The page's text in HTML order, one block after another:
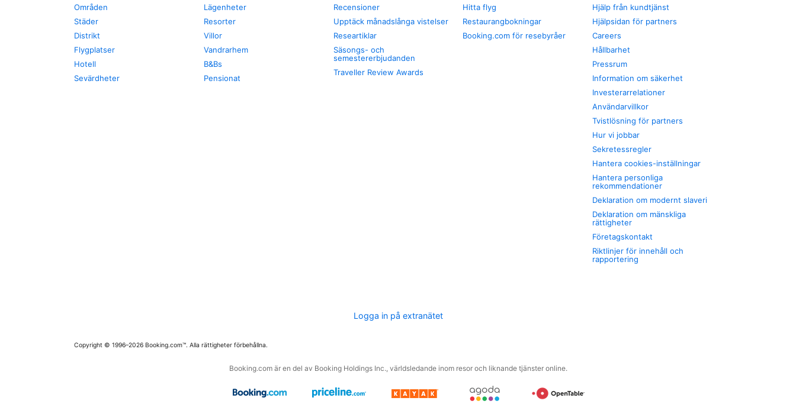
Områden
Städer
Distrikt
Flygplatser
Hotell
Sevärdheter
Lägenheter
Resorter
Villor
Vandrarhem
B&Bs
Pensionat
Recensioner
Upptäck månadslånga vistelser
Researtiklar
Säsongs- och
semestererbjudanden
Traveller Review Awards
Hitta flyg
Restaurangbokningar
Booking.com för resebyråer
Hjälp från kundtjänst
Hjälpsidan för partners
Careers
Hållbarhet
Pressrum
Information om säkerhet
Investerarrelationer
Användarvillkor
Tvistlösning för partners
Hur vi jobbar
Sekretessregler
Hantera cookies-inställningar
Hantera personliga
rekommendationer
Deklaration om modernt slaveri
Deklaration om mänskliga
rättigheter
Företagskontakt
Riktlinjer för innehåll och
rapportering
Logga in på extranätet
Copyright © 1996–2026 Booking.com™. Alla rättigheter förbehållna.
Booking.com är en del av Booking Holdings Inc., världsledande inom resor och liknande tjänster online.